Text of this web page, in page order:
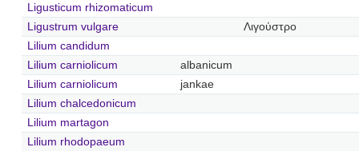
Ligusticum rhizomaticum
Ligustrum vulgare
Λιγούστρο
Lilium candidum
Lilium carniolicum
albanicum
Lilium carniolicum
jankae
Lilium chalcedonicum
Lilium martagon
Lilium rhodopaeum